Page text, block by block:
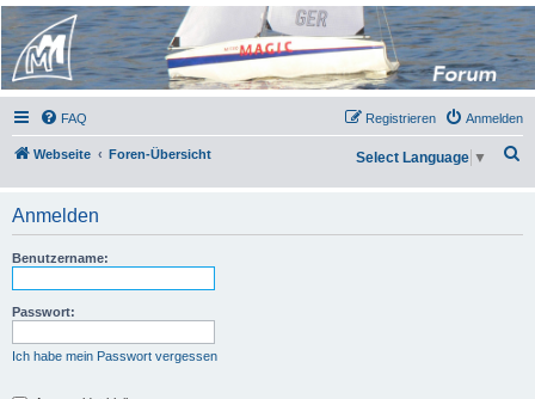
Micro Magic Forum
Deutschland
FAQ Anmelden
Registrieren
Webseite Foren-Übersicht
h
Select Language ▼
Anmelden
Benutzername:
Passwort:
Ich habe mein Passwort vergessen